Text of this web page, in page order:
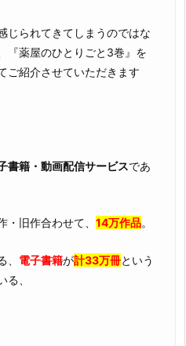
じられてきてしまうのではな
『薬屋のひとりごと3巻』を
ご紹介させていただきます
書籍・動画配信サービスであ
・旧作合わせて、 14万作品。
電子書籍が計33万冊という
、